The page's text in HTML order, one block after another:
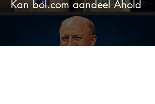
Kan bol.com aandeel Ahold
nieuw leven inblazen?